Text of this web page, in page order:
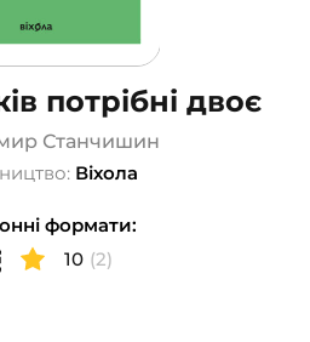
потрібні двоє
Станчишин
Віхола
формати:
10 (2)